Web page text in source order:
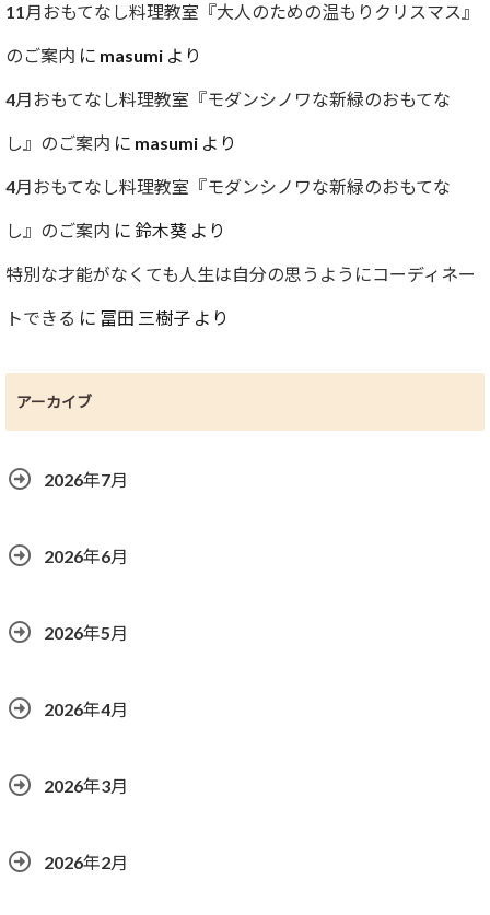
11月おもてなし料理教室『大人のための温もりクリスマス』
のご案内 に masumi より
4月おもてなし料理教室『モダンシノワな新緑のおもてな
し』のご案内 に masumi より
4月おもてなし料理教室『モダンシノワな新緑のおもてな
し』のご案内 に 鈴木葵 より
特別な才能がなくても人生は自分の思うようにコーディネー
トできる に 冨田 三樹子 より
アーカイブ
2026年7月
2026年6月
2026年5月
2026年4月
2026年3月
2026年2月